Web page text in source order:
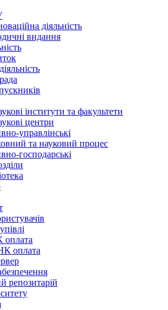
діяльність
видання
інститути та факультети
центри
управлінські
та науковий процес
господарські
оплата
репозитарій